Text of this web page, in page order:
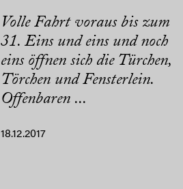
Volle Fahrt voraus bis zum
31. Eins und eins und noch
eins öffnen sich die Türchen,
Törchen und Fensterlein.
Offenbaren ...
18.12.2017